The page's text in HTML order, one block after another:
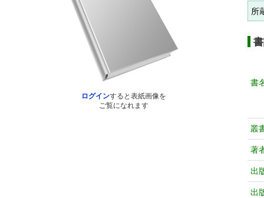
ログインすると表紙画像を
ご覧になれます
所
書
叢
著
出
出